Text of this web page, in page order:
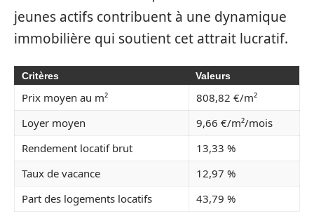
jeunes actifs contribuent à une dynamique
immobilière qui soutient cet attrait lucratif.
Critères Valeurs
Prix moyen au m²
808,82 €/m²
Loyer moyen
9,66 €/m²/mois
Rendement locatif brut
13,33 %
Taux de vacance
12,97 %
Part des logements locatifs
43,79 %